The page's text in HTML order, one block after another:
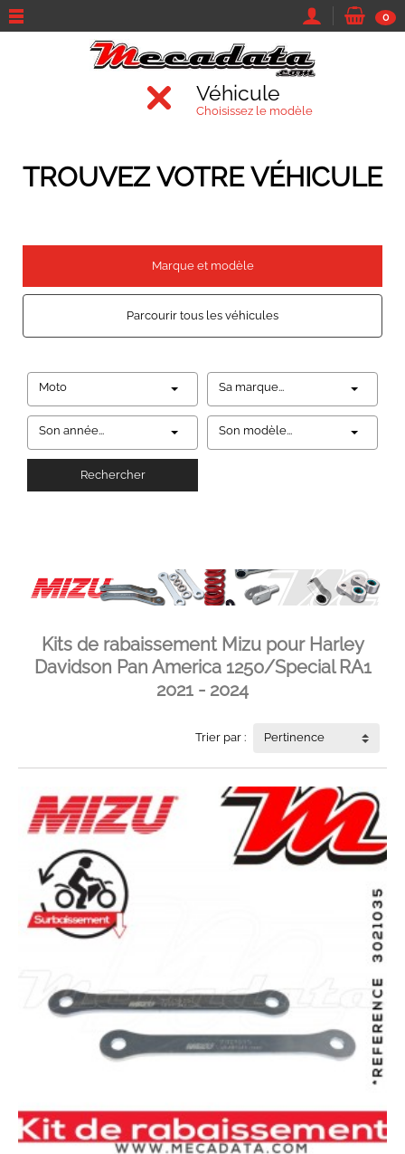
0
Véhicule
Choisissez le modèle
TROUVEZ VOTRE VÉHICULE
Marque et modèle
Parcourir tous les véhicules
Moto Sa marque...
Son année... Son modèle...
Rechercher
Kits de rabaissement Mizu pour Harley
Davidson Pan America 1250/Special RA1
2021 - 2024
Trier par : Pertinence